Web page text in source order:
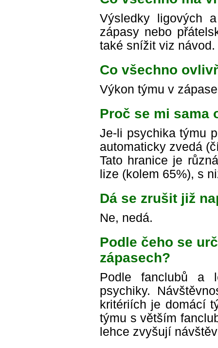
Výsledky ligových
zápasy nebo
také snížit viz návod.
Co všechno
Výkon týmu v
Proč se mi sama
Je-li psychika týmu
automaticky zvedá
Tato hranice je
lize (kolem 65%), s
Dá se zrušit již
Ne, nedá.
Podle čeho se
zápasech?
Podle fanclubů a
psychiky.
kritériích je domácí
týmu s větším
lehce zvyšují